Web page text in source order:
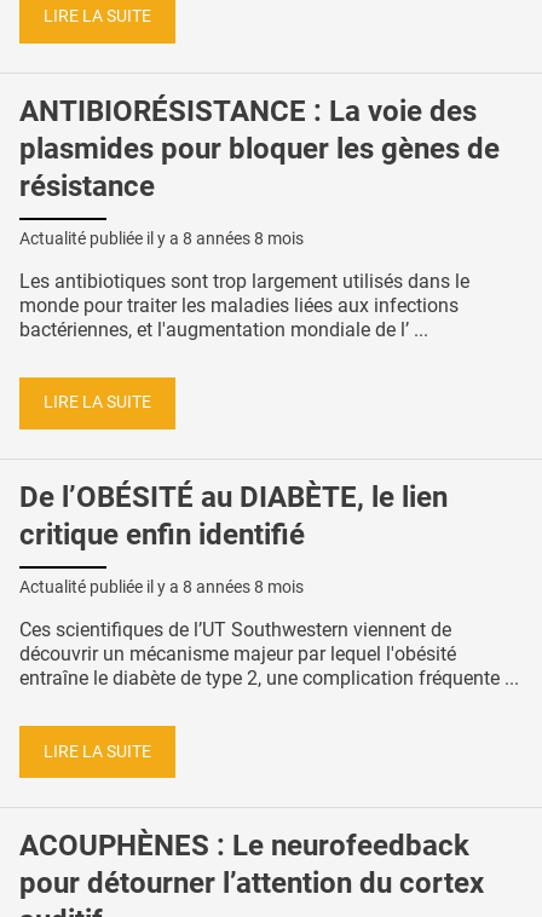
LIRE LA SUITE
ANTIBIORÉSISTANCE : La voie des
plasmides pour bloquer les gènes de
résistance
Actualité publiée il y a 8 années 8 mois
Les antibiotiques sont trop largement utilisés dans le
monde pour traiter les maladies liées aux infections
bactériennes, et l'augmentation mondiale de l’ ...
LIRE LA SUITE
De l’OBÉSITÉ au DIABÈTE, le lien
critique enfin identifié
Actualité publiée il y a 8 années 8 mois
Ces scientifiques de l’UT Southwestern viennent de
découvrir un mécanisme majeur par lequel l'obésité
entraîne le diabète de type 2, une complication fréquente ...
LIRE LA SUITE
ACOUPHÈNES : Le neurofeedback
pour détourner l’attention du cortex